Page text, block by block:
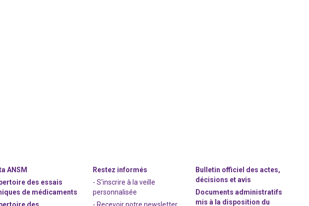
ANSM
des essais
de médicaments
Restez informés
- S'inscrire à la veille
personnalisée
Bulletin officiel des actes,
décisions et avis
Documents administratifs
mis à la disposition du